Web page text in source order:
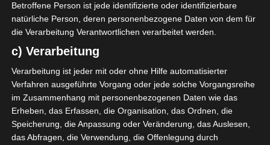
Für die Nutzung von Google Adsense (Google Ireland Limited,
Gordon House, Barrow Street, Dublin, D04 E5W5, Ireland)
benötigen wir laut DSGVO Ihre Zustimmung. Es werden seitens
Google Adsense personenbezogene Daten erhoben,
verarbeitet und gespeichert. Welche Daten genau entnehmen
Sie bitte den Datenschutzbedingungen.
Google Adsenseist deaktiviert. ✓ Erlauben
Datenschutzbedingungen
Betroffene Person ist jede identifizierte oder identifizierbare
natürliche Person, deren personenbezogene Daten von dem für
die Verarbeitung Verantwortlichen verarbeitet werden.
c) Verarbeitung
Verarbeitung ist jeder mit oder ohne Hilfe automatisierter
Verfahren ausgeführte Vorgang oder jede solche Vorgangsreihe
im Zusammenhang mit personenbezogenen Daten wie das
Erheben, das Erfassen, die Organisation, das Ordnen, die
Speicherung, die Anpassung oder Veränderung, das Auslesen,
das Abfragen, die Verwendung, die Offenlegung durch